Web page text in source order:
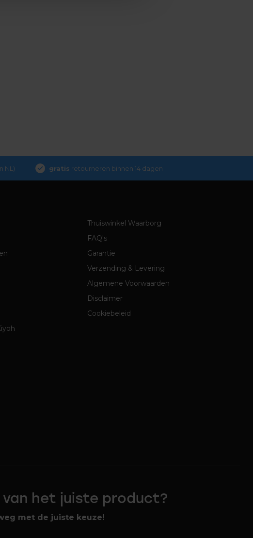
NL) gratis retourneren binnen 14 dagen
Thuiswinkel Waarborg
FAQ's
Garantie
Verzending & Levering
Algemene Voorwaarden
Disclaimer
Cookiebeleid
van het juiste product?
met de juiste keuze!